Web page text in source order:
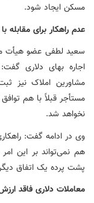
مسکن ایجاد شود.
عدم راهکار برای مقابله
سعید لطفی عضو هیأت
اجاره بهای دلاری
مشاورین املاک نیز
مستأجر قبلاً با هم
نخواهد شد.
وی در ادامه گفت:
هم نمی‌تواند بر این
پشت پرده یک اتفاق
معاملات دلاری فاقد